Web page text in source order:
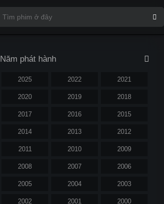
Năm phát hành
2025 2022 2021
2020 2019 2018
2017 2016 2015
2014 2013 2012
2011 2010 2009
2008 2007 2006
2005 2004 2003
2002 2001 2000